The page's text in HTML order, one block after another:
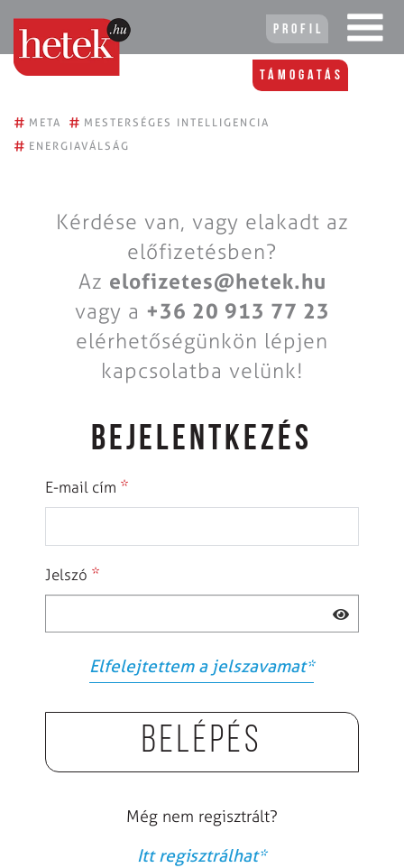
Profil
Támogatás
# META # MESTERSÉGES INTELLIGENCIA
# ENERGIAVÁLSÁG
Kérdése van, vagy elakadt az
előfizetésben?
Az elofizetes@hetek.hu
vagy a +36 20 913 77 23
elérhetőségünkön lépjen
kapcsolatba velünk!
BEJELENTKEZÉS
E-mail cím *
Jelszó *
Elfelejtettem a jelszavamat*
Belépés
Még nem regisztrált?
Itt regisztrálhat*